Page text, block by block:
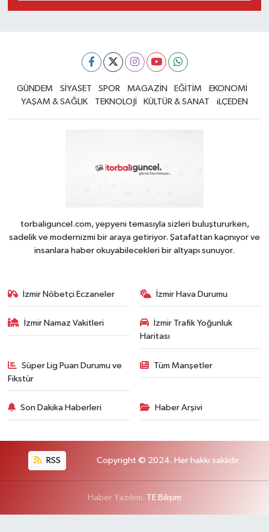
GÜNDEM SİYASET SPOR MAGAZİN EĞİTİM
EKONOMİ
YAŞAM & SAĞLIK
TEKNOLOJİ KÜLTÜR & SANAT iLÇEDEN
torbaliguncel.com, yepyeni temasıyla sizleri buluştururken,
sadelik ve modernizmi bir araya getiriyor. Şatafattan kaçınıyor ve
insanlara haber okuyabilecekleri bir altyapı sunuyor.
İzmir Nöbetçi Eczaneler İzmir Hava Durumu
İzmir Namaz Vakitleri
İzmir Trafik Yoğunluk
Haritası
Süper Lig Puan Durumu ve
Fikstür
Tüm Manşetler
Son Dakika Haberleri Haber Arşivi
RSS Copyright © 2024. Her hakkı saklıdır.
Haber Yazılımı: TE Bilişim